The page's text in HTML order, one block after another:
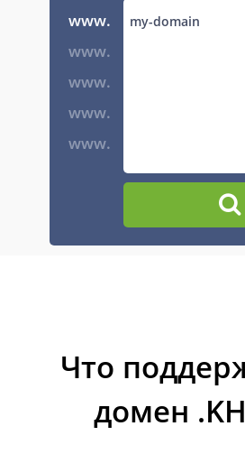
www.
www.
www.
www.
www.
Что
домен